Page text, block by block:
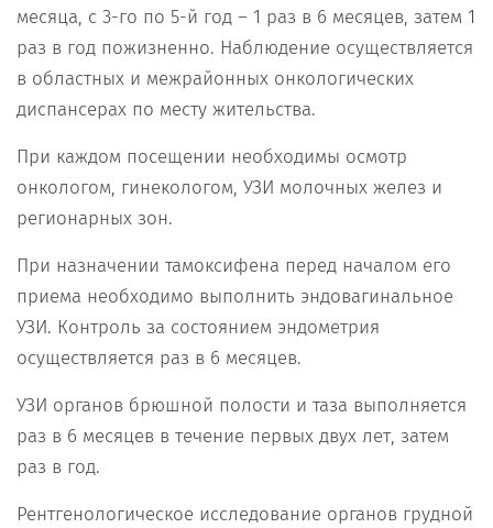
месяца, с 3-го по 5-й год – 1 раз в 6 месяцев, затем 1
раз в год пожизненно. Наблюдение осуществляется
в областных и межрайонных онкологических
диспансерах по месту жительства.
При каждом посещении необходимы осмотр
онкологом, гинекологом, УЗИ молочных желез и
регионарных зон.
При назначении тамоксифена перед началом его
приема необходимо выполнить эндовагинальное
УЗИ. Контроль за состоянием эндометрия
осуществляется раз в 6 месяцев.
УЗИ органов брюшной полости и таза выполняется
раз в 6 месяцев в течение первых двух лет, затем
раз в год.
Рентгенологическое исследование органов грудной